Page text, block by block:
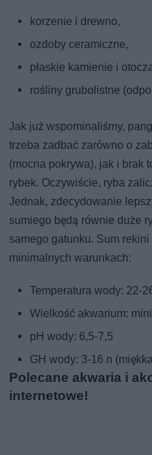
korzenie i drewno,
ozdoby ceramiczne,
płaskie kamienie i
rośliny grubolistne
Jak już wspominaliśmy,
trzeba zadbać zarówno o
(mocna pokrywa), jak i brak
rybek. Oczywiście, ryba
Jednak, zdecydowanie
sumiego będą równie duże
samego gatunku. Sum
minimalnych warunkach:
Temperatura wody: 22-
Wielkość akwarium:
pH wody: 6,5-7,5
GH wody: 3-16 n
Polecane akwaria i
internetowe!